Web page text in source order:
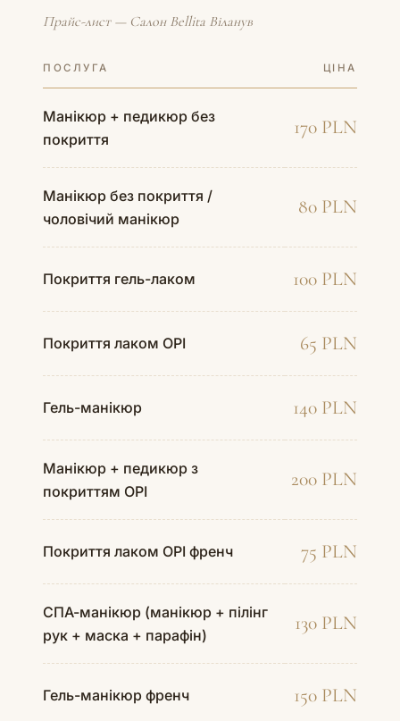
Прайс-лист — Салон Bellita Віланув
ПОСЛУГА ЦІНА
Манікюр + педикюр без
покриття
170 PLN
Манікюр без покриття /
чоловічий манікюр
80 PLN
Покриття гель-лаком 100 PLN
Покриття лаком OPI 65 PLN
Гель-манікюр 140 PLN
Манікюр + педикюр з
покриттям OPI
200 PLN
Покриття лаком OPI френч 75 PLN
СПА-манікюр (манікюр + пілінг
рук + маска + парафін)
130 PLN
Гель-манікюр френч 150 PLN